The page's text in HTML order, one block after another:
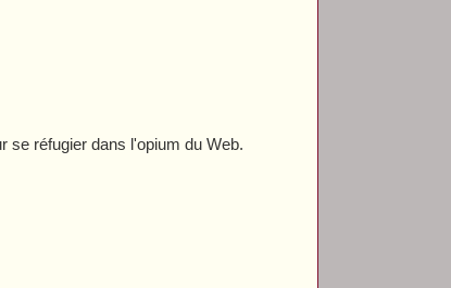
se réfugier dans l'opium du Web.